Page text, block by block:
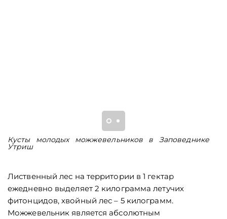
Кусты молодых можжевельников в Заповеднике
Утриш
Лиственный лес на территории в 1 гектар
ежедневно выделяет 2 килограмма летучих
фитонцидов, хвойный лес – 5 килограмм.
Можжевельник является абсолютным